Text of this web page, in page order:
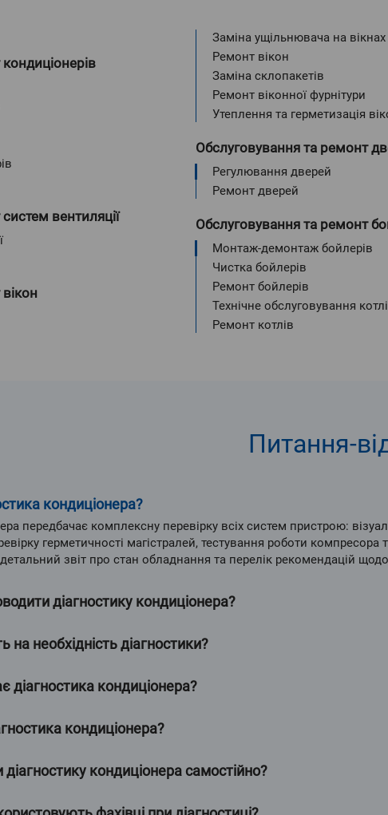
вентиляції
Заміна ущільнювача на вікнах
Ремонт вікон
Заміна склопакетів
Ремонт віконної фурнітури
Утеплення та герметизація
Обслуговування та ремонт
Регулювання дверей
Ремонт дверей
Монтаж-демонтаж бойлерів
Чистка бойлерів
Ремонт бойлерів
Технічне обслуговування
Ремонт котлів
Питання-
кондиціонера?
передбачає комплексну перевірку всіх систем пристрою:
герметичності магістралей, тестування роботи
детальний звіт про стан обладнання та перелік рекомендацій
діагностику кондиціонера?
на необхідність діагностики?
діагностика кондиціонера?
кондиціонера?
кондиціонера самостійно?